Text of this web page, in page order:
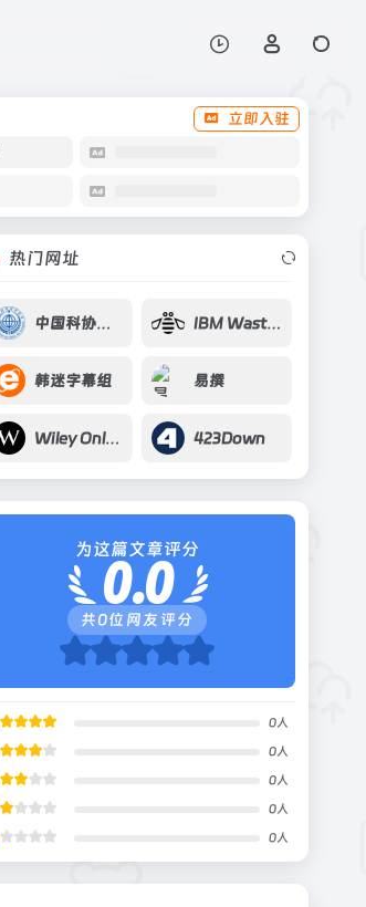
立即入驻
热门网址
中国科协学科发展报告 IBM Waston
韩迷字幕组 易撰
Wiley Online Library 423Down
为这篇文章评分
0.0
共0位网友评分
0人
0人
0人
0人
0人